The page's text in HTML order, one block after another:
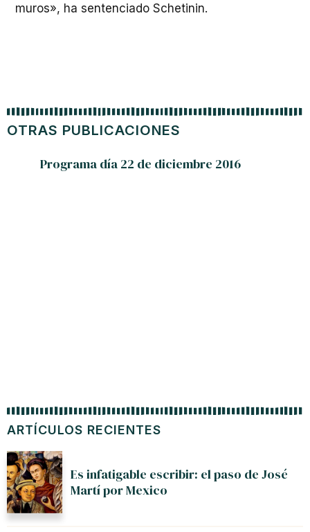
muros», ha sentenciado Schetinin.
ARTÍCULOS RECIENTES
Es infatigable escribir: el paso de José
Martí por Mexico
OTRAS PUBLICACIONES
Programa día 22 de diciembre 2016